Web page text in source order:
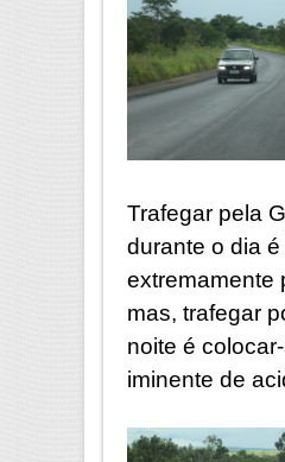
Trafegar pela
durante o dia é
extremamente
mas, trafegar
noite é
iminente de